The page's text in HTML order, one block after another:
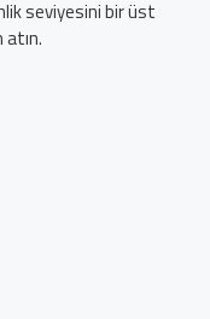
seviyesini bir üst
atın.